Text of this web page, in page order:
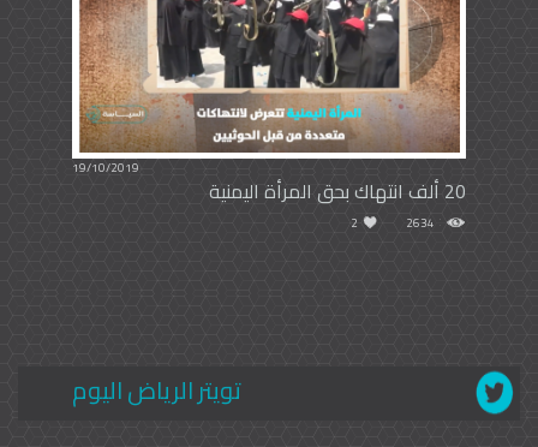
19/10/2019
20 ألف انتهاك بحق المرأة اليمنية
2634
2
تويتر الرياض اليوم